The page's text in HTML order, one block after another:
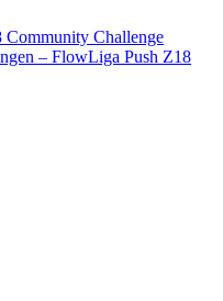
Challenge
– FlowLiga Push Z18